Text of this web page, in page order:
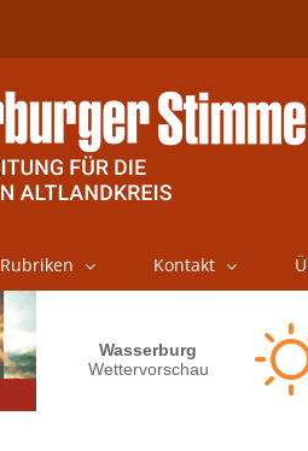
Rubriken Kontakt